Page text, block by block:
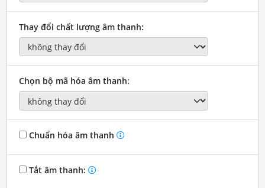
Thay đổi chất lượng âm thanh:
Chọn bộ mã hóa âm thanh:
Chuẩn hóa âm thanh
Tắt âm thanh: